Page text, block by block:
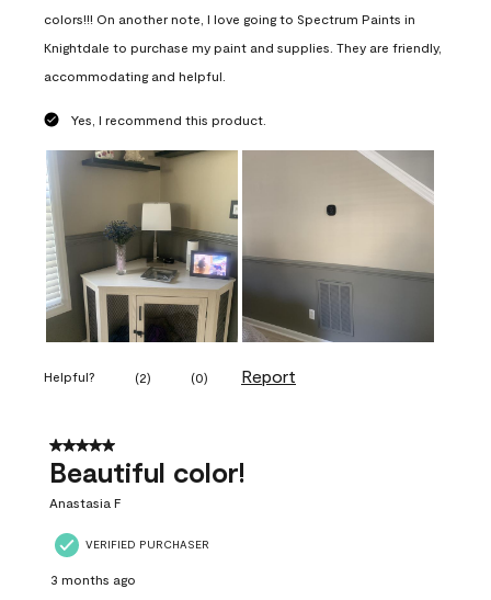
colors!!! On another note, I love going to Spectrum Paints in
Knightdale to purchase my paint and supplies. They are friendly,
accommodating and helpful.
Yes, I recommend this product.
Helpful? (2) (0) Report
5 out of 5 stars.
Beautiful color!
Anastasia F
VERIFIED PURCHASER
3 months ago